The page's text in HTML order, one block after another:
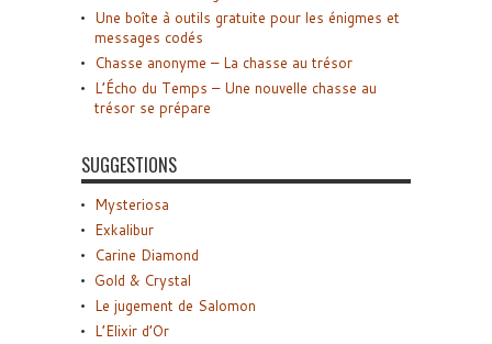
Une boîte à outils gratuite pour les énigmes et
messages codés
Chasse anonyme – La chasse au trésor
L’Écho du Temps – Une nouvelle chasse au
trésor se prépare
SUGGESTIONS
Mysteriosa
Exkalibur
Carine Diamond
Gold & Crystal
Le jugement de Salomon
L’Elixir d’Or